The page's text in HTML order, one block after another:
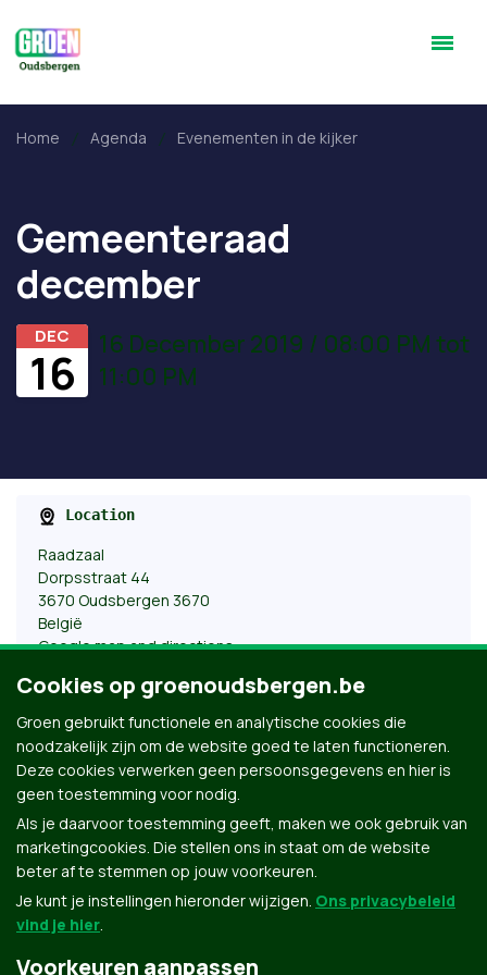
Home Agenda Evenementen in de kijker
Gemeenteraad
december
DEC
16
16 December 2019 / 08:00 PM tot
11:00 PM
Location
Raadzaal
Dorpsstraat 44
3670 Oudsbergen 3670
België
Google map and directions
De agenda en de verslagen van de gemeenteraad vinden
julliehier.
Posted byEvelien Stinkenson
Cookies op groenoudsbergen.be
Groen gebruikt functionele en analytische cookies die
noodzakelijk zijn om de website goed te laten functioneren.
Deze cookies verwerken geen persoonsgegevens en hier is
geen toestemming voor nodig.
Als je daarvoor toestemming geeft, maken we ook gebruik van
marketingcookies. Die stellen ons in staat om de website
beter af te stemmen op jouw voorkeuren.
Je kunt je instellingen hieronder wijzigen. Ons privacybeleid
vind je hier.
Voorkeuren aanpassen